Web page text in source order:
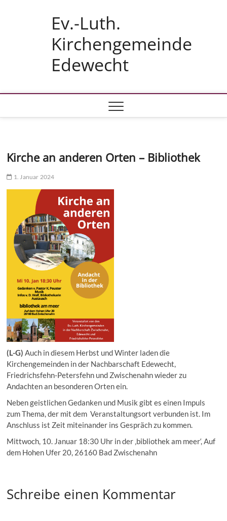
Ev.-Luth.
Kirchengemeinde
Edewecht
Kirche an anderen Orten – Bibliothek
1. Januar 2024
(L-G) Auch in diesem Herbst und Winter laden die
Kirchengemeinden in der Nachbarschaft Edewecht,
Friedrichsfehn-Petersfehn und Zwischenahn wieder zu
Andachten an besonderen Orten ein.
Neben geistlichen Gedanken und Musik gibt es einen Impuls
zum Thema, der mit dem Veranstaltungsort verbunden ist. Im
Anschluss ist Zeit miteinander ins Gespräch zu kommen.
Mittwoch, 10. Januar 18:30 Uhr in der ‚bibliothek am meer‘, Auf
dem Hohen Ufer 20, 26160 Bad Zwischenahn
Schreibe einen Kommentar